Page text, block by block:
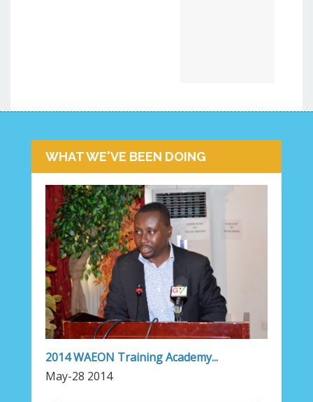
WHAT WE'VE BEEN DOING
2014 WAEON Training Academy...
May-28 2014